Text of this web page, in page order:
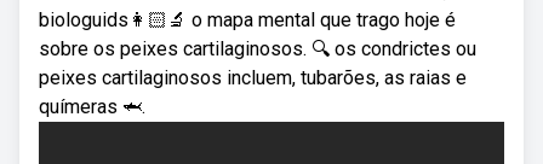
biologuids👩🏻‍🔬 o mapa mental que trago hoje é
sobre os peixes cartilaginosos. 🔍 os condrictes ou
peixes cartilaginosos incluem, tubarões, as raias e
químeras 🦈.